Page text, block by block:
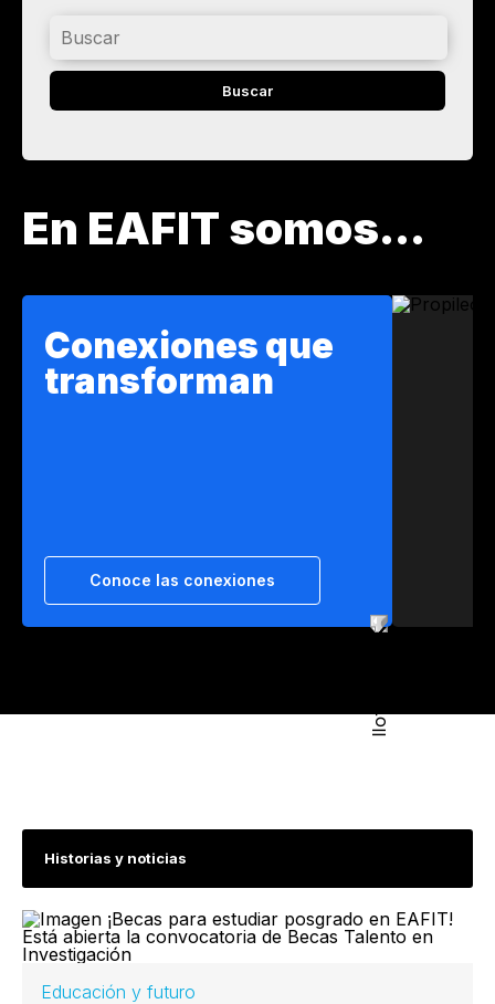
En EAFIT somos...
Conexiones que
transforman
Conoce las conexiones
Historias y noticias
Educación y futuro